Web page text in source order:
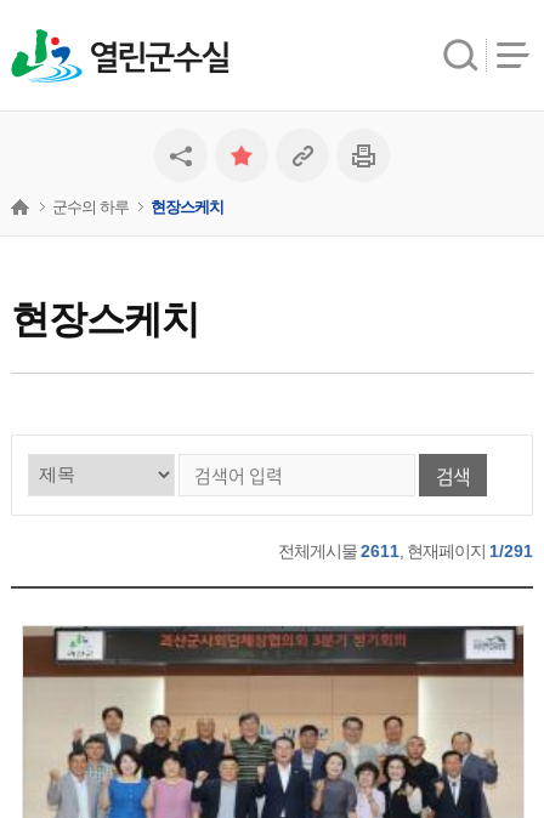
열린군수실
현장스케치
군수의 하루 현장스케치
검색
전체게시물2611 , 현재페이지 1/291